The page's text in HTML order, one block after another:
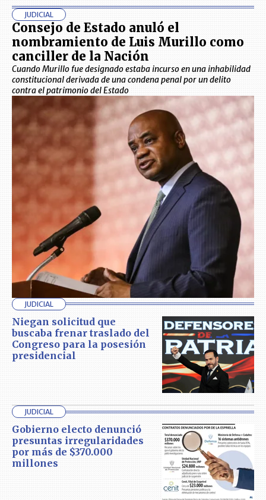
JUDICIAL
Consejo de Estado anuló el
nombramiento de Luis Murillo como
canciller de la Nación
Cuando Murillo fue designado estaba incurso en una inhabilidad
constitucional derivada de una condena penal por un delito
contra el patrimonio del Estado
JUDICIAL
Niegan solicitud que
buscaba frenar traslado del
Congreso para la posesión
presidencial
JUDICIAL
Gobierno electo denunció
presuntas irregularidades
por más de $370.000
millones